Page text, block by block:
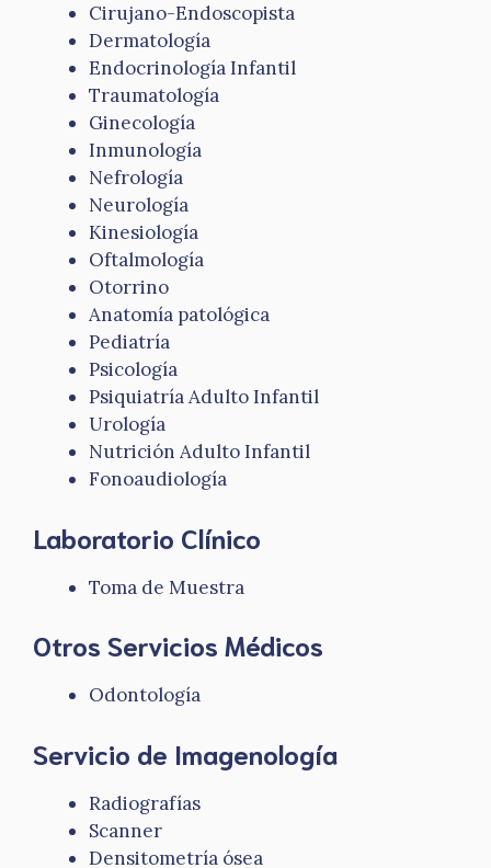
Cirujano-Endoscopista
Dermatología
Endocrinología Infantil
Traumatología
Ginecología
Inmunología
Nefrología
Neurología
Kinesiología
Oftalmología
Otorrino
Anatomía patológica
Pediatría
Psicología
Psiquiatría Adulto Infantil
Urología
Nutrición Adulto Infantil
Fonoaudiología
Laboratorio Clínico
Toma de Muestra
Otros Servicios Médicos
Odontología
Servicio de Imagenología
Radiografías
Scanner
Densitometría ósea